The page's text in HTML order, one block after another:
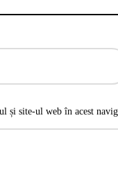
și site-ul web în acest